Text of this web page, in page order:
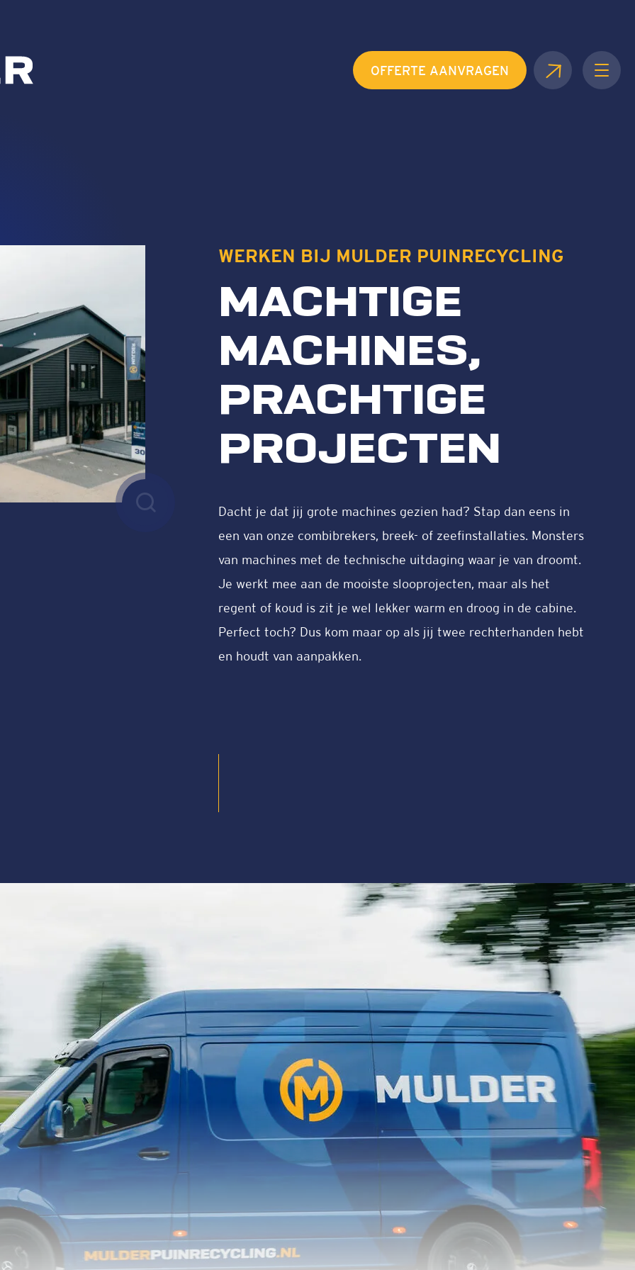
OFFERTE AANVRAGEN
WERKEN BIJ MULDER PUINRECYCLING
MACHTIGE
MACHINES,
PRACHTIGE
PROJECTEN
Dacht je dat jij grote machines gezien had? Stap dan eens in
een van onze combibrekers, breek- of zeefinstallaties. Monsters
van machines met de technische uitdaging waar je van droomt.
Je werkt mee aan de mooiste slooprojecten, maar als het
regent of koud is zit je wel lekker warm en droog in de cabine.
Perfect toch? Dus kom maar op als jij twee rechterhanden hebt
en houdt van aanpakken.